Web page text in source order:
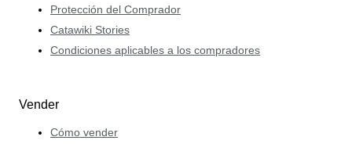
Protección del Comprador
Catawiki Stories
Condiciones aplicables a los compradores
Vender
Cómo vender